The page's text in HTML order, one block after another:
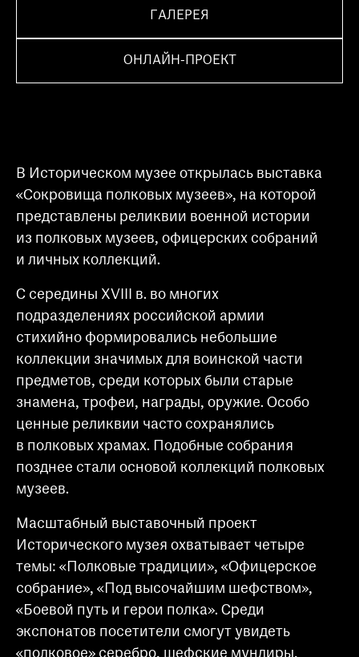
ГАЛЕРЕЯ
ОНЛАЙН-ПРОЕКТ
В Историческом музее открылась выставка
«Сокровища полковых музеев», на которой
представлены реликвии военной истории
из полковых музеев, офицерских собраний
и личных коллекций.
C середины XVIII в. во многих
подразделениях российской армии
стихийно формировались небольшие
коллекции значимых для воинской части
предметов, среди которых были старые
знамена, трофеи, награды, оружие. Особо
ценные реликвии часто сохранялись
в полковых храмах. Подобные собрания
позднее стали основой коллекций полковых
музеев.
Масштабный выставочный проект
Исторического музея охватывает четыре
темы: «Полковые традиции», «Офицерское
собрание», «Под высочайшим шефством»,
«Боевой путь и герои полка». Среди
экспонатов посетители смогут увидеть
«полковое» серебро, шефские мундиры,